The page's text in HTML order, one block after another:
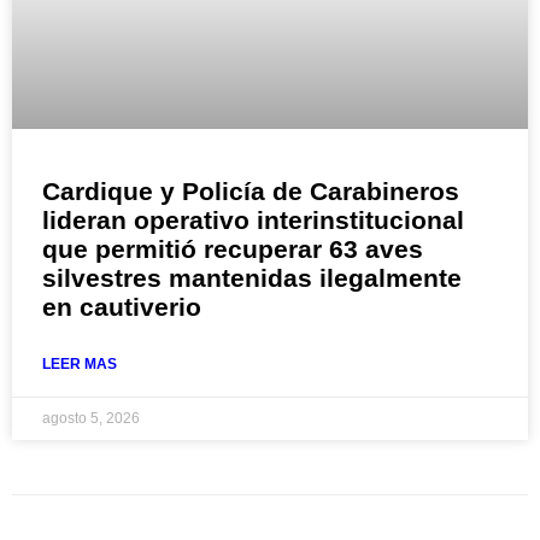
Cardique y Policía de Carabineros
lideran operativo interinstitucional
que permitió recuperar 63 aves
silvestres mantenidas ilegalmente
en cautiverio
LEER MAS
agosto 5, 2026